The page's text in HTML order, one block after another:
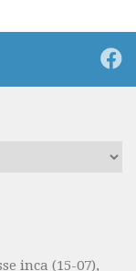
inca (15-07),